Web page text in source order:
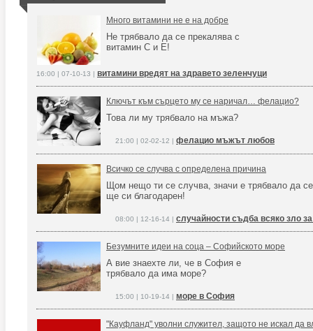
Много витамини не е на добре
Не трябвало да се прекалява с
витамин С и Е!
16:00 | 07-10-13 | витамини вредят на здравето зеленчуци
Ключът към сърцето му се наричал… фелацио?
Това ли му трябвало на мъжа?
21:00 | 02-02-12 | фелацио мъжът любов
Всичко се случва с определена причина
Щом нещо ти се случва, значи е трябвало да
ще си благодарен!
08:00 | 12-16-14 | случайности съдба всяко зло
Безумните идеи на соца – Софийското море
А вие знаехте ли, че в София е
трябвало да има море?
15:00 | 10-19-14 | море в София
"Кауфланд" уволни служител, защото не искал да